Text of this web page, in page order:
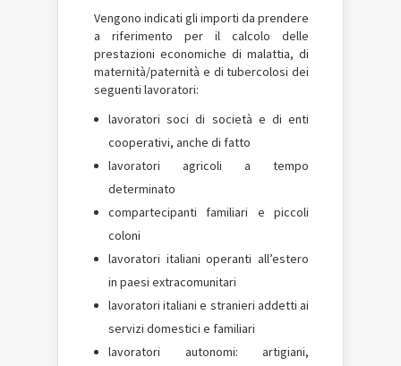
Vengono indicati gli importi da prendere
a riferimento per il calcolo delle
prestazioni economiche di malattia, di
maternità/paternità e di tubercolosi dei
seguenti lavoratori:
lavoratori soci di società e di enti
cooperativi, anche di fatto
lavoratori agricoli a tempo
determinato
compartecipanti familiari e piccoli
coloni
lavoratori italiani operanti all’estero
in paesi extracomunitari
lavoratori italiani e stranieri addetti ai
servizi domestici e familiari
lavoratori autonomi: artigiani,